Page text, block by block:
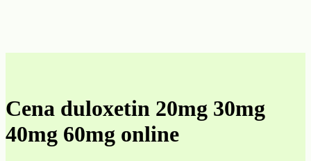
Cena duloxetin 20mg 30mg
40mg 60mg online